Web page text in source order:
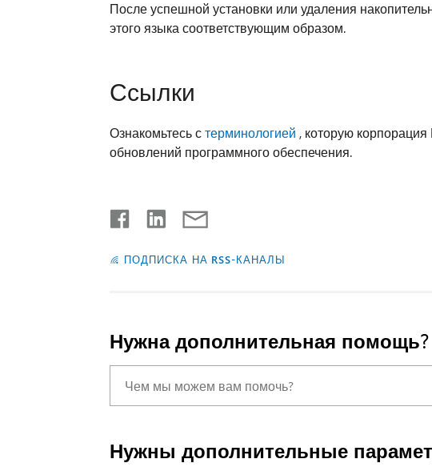
После успешной установки или удаления
этого языка соответствующим образом.
Ссылки
Ознакомьтесь стерминологией , которую
обновлений программного обеспечения.
ПОДПИСКА НА RSS-КАНАЛЫ
Нужна дополнительная помощь?
Нужны дополнительные